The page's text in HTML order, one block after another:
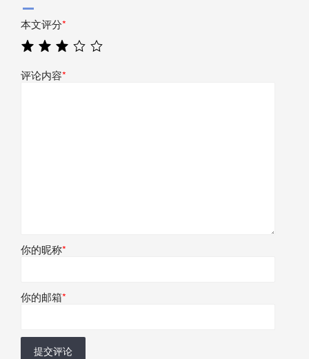
本文评分*
评论内容*
你的昵称*
你的邮箱*
提交评论